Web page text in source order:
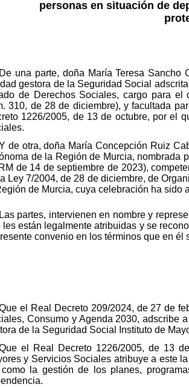
personas en situación de
De una parte, doña María Teresa Sancho
gestora de la Seguridad Social
de Derechos Sociales, cargo para
310, de 28 de diciembre), y facultada
1226/2005, de 13 de octubre, por el
de otra, doña María Concepción Ruiz
de la Región de Murcia, nombrada
de 14 de septiembre de 2023),
Ley 7/2004, de 28 de diciembre, de
de Murcia, cuya celebración ha sido
Las partes, intervienen en nombre y
les están legalmente atribuidas y se
convenio en los términos que en él
el Real Decreto 209/2024, de 27 de
Consumo y Agenda 2030, adscribe
de la Seguridad Social Instituto de
el Real Decreto 1226/2005, de 13
y Servicios Sociales atribuye a este
la gestión de los planes,